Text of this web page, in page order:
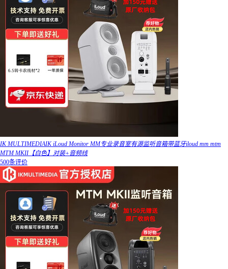
IK MULTIMEDIAIK iLoud Monitor MM专业录音室有源监听音箱带蓝牙iloud mm mtm
MTM MKII【白色】对装+音频线
500条评价